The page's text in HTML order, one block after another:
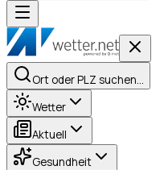
Ort oder PLZ suchen…
Wetter
Aktuell
Gesundheit